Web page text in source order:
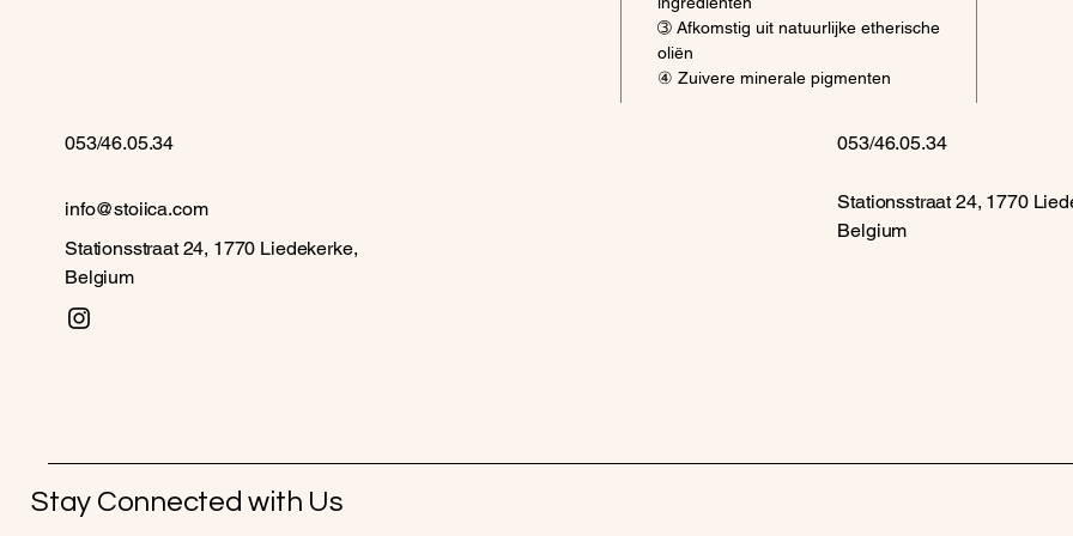
➂ Afkomstig uit natuurlijke etherische
oliën
④ Zuivere minerale pigmenten
053/46.05.34
info@stoiica.com
Stationsstraat 24, 1770 Liedekerke,
Belgium
053/46.05.34
Stationsstraat 24, 1770
Belgium
Stay Connected with Us